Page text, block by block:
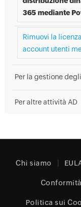
365 mediante
Rimuovi la
account utenti
Per la gestione
Per altre attività AD
Chi siamo
Conformità
Politica sui